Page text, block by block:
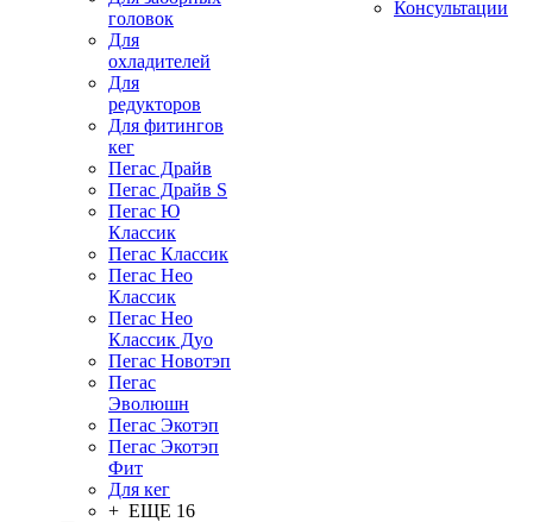
головок
Для
охладителей
Для
редукторов
Для фитингов
кег
Пегас Драйв
Пегас Драйв S
Пегас Ю
Классик
Пегас Классик
Пегас Нео
Классик
Пегас Нео
Классик Дуо
Пегас Новотэп
Пегас
Эволюшн
Пегас Экотэп
Пегас Экотэп
Фит
Для кег
+ ЕЩЕ 16
Консультации